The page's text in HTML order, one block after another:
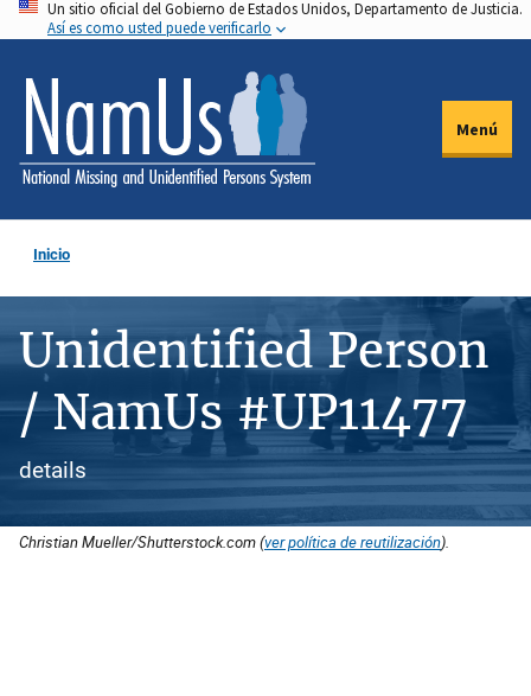
Pasar
al
contenido
principal
Un sitio oficial del Gobierno de Estados Unidos, Departamento de Justicia.
Así es como usted puede verificarlo
Menú
Inicio
Unidentified Person
/ NamUs #UP11477
details
Christian Mueller/Shutterstock.com (ver política de reutilización).